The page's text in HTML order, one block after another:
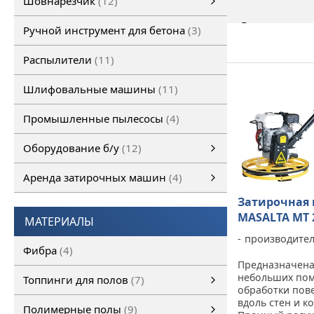
Ручной инструмент для бетона 3
Распылители 11
Шлифовальные машины 11
Промышленные пылесосы 4
Оборудование б/у 12
Аренда затирочных машин 4
МАТЕРИАЛЫ
Фибра 4
Топпинги для полов 7
Полимерные полы 9
MASALTA MT
небольших
обработки
вдоль стен и